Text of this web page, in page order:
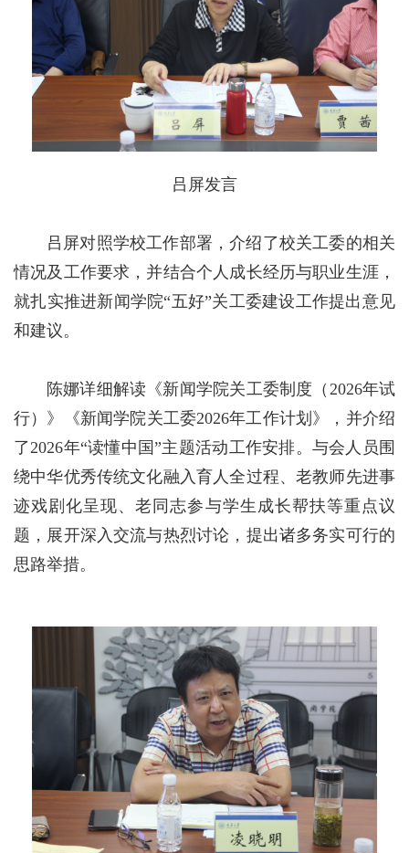
吕屏发言
吕屏对照学校工作部署，介绍了校关工委的相关
情况及工作要求，并结合个人成长经历与职业生涯，
就扎实推进新闻学院“五好”关工委建设工作提出意见
和建议。
陈娜详细解读《新闻学院关工委制度（2026年试
行）》《新闻学院关工委2026年工作计划》，并介绍
了2026年“读懂中国”主题活动工作安排。与会人员围
绕中华优秀传统文化融入育人全过程、老教师先进事
迹戏剧化呈现、老同志参与学生成长帮扶等重点议
题，展开深入交流与热烈讨论，提出诸多务实可行的
思路举措。